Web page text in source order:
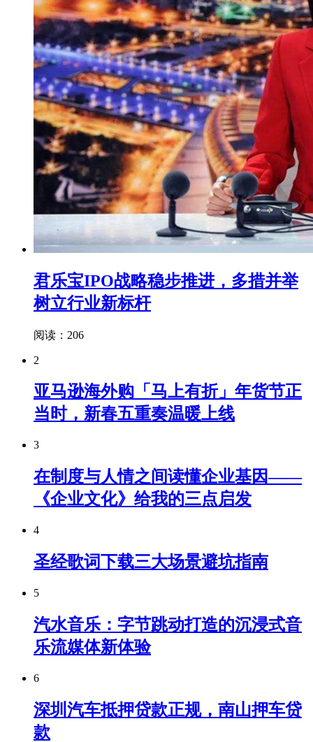
君乐宝IPO战略稳步推进，多措并举
树立行业新标杆
阅读：206
2
亚马逊海外购「马上有折」年货节正
当时，新春五重奏温暖上线
3
在制度与人情之间读懂企业基因——
《企业文化》给我的三点启发
4
圣经歌词下载三大场景避坑指南
5
汽水音乐：字节跳动打造的沉浸式音
乐流媒体新体验
6
深圳汽车抵押贷款正规，南山押车贷
款